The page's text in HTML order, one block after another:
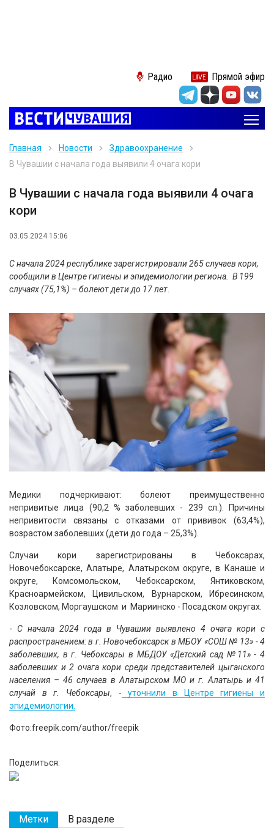
Радио Прямой эфир
Главная Новости
Здравоохранение
В Чувашии с начала года выявили 4 очага кори
В Чувашии с начала года выявили 4 очага
кори
03.05.2024 15:06
С начала 2024 республике зарегистрировали 265 случаев кори,
сообщили в Центре гигиены и эпидемиологии региона. В 199
случаях (75,1%) – болеют дети до 17 лет.
Медики подчеркивают: болеют преимущественно
непривитые лица (90,2 % заболевших - 239 сл.). Причины
непривитости связаны с отказами от прививок (63,4%),
возрастом заболевших (дети до года – 25,3%).
Случаи кори зарегистрированы в Чебоксарах,
Новочебоксарске, Алатыре, Алатырском округе, в Канаше и
округе, Комсомольском, Чебоксарском, Янтиковском,
Красноармейском, Цивильском, Вурнарском, Ибресинском,
Козловском, Моргаушском и Мариинско - Посадском округах.
- С начала 2024 года в Чувашии выявлено 4 очага кори с
распространением: в г. Новочебоксарск в МБОУ «СОШ № 13» - 4
заболевших, в г. Чебоксары в МБДОУ «Детский сад №11» - 4
заболевших и 2 очага кори среди представителей цыганского
населения – 46 случаев в Алатырском МО и г. Алатырь и 41
случай в г. Чебоксары, - уточнили в Центре гигиены и
эпидемиологии.
Фото:freepik.com/author/freepik
Поделиться:
Метки В разделе